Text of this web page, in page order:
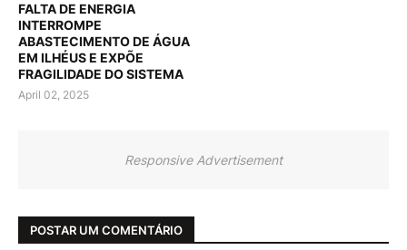
FALTA DE ENERGIA
INTERROMPE
ABASTECIMENTO DE ÁGUA
EM ILHÉUS E EXPÕE
FRAGILIDADE DO SISTEMA
April 02, 2025
Responsive Advertisement
POSTAR UM COMENTÁRIO